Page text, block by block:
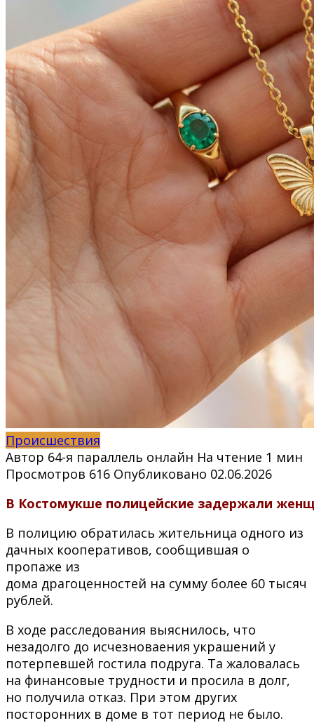
Происшествия
Автор 64-я параллель онлайн На чтение 1 мин
Просмотров 616 Опубликовано 02.06.2026
В Костомукше полицейские задержали
В полицию обратилась жительница одного из
дачных кооперативов, сообщившая о
пропаже из
дома драгоценностей на сумму более 60 тысяч
рублей.
В ходе расследования выяснилось, что
незадолго до исчезноваения украшений у
потерпевшей гостила подруга. Та жаловалась
на финансовые трудности и просила в долг,
но получила отказ. При этом других
посторонних в доме в тот период не было.